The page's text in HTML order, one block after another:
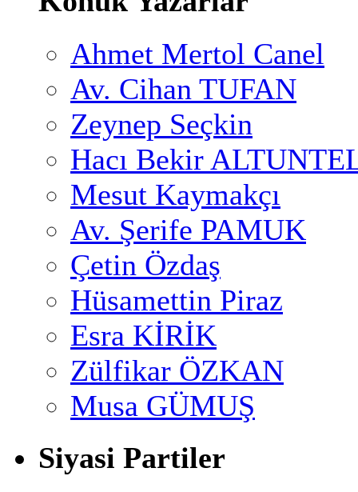
Ahmet Mertol Canel
Av. Cihan TUFAN
Zeynep Seçkin
Hacı Bekir
Mesut Kaymakçı
Av. Şerife PAMUK
Çetin Özdaş
Hüsamettin Piraz
Esra KİRİK
Zülfikar ÖZKAN
Musa GÜMUŞ
Siyasi Partiler